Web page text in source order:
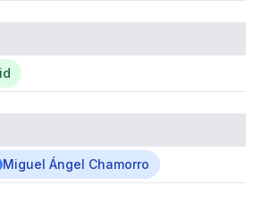
Miguel Ángel Chamorro